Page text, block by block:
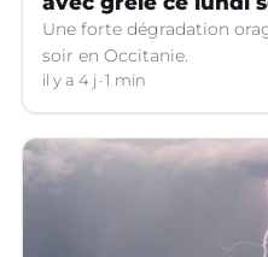
Une forte dégradation
soir en Occitanie.
il y a 4 j 1 min